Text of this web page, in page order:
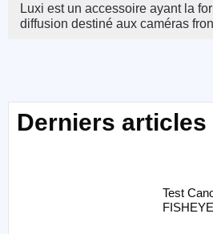
Luxi est un accessoire ayant la
diffusion destiné aux caméras
Derniers articles
Test